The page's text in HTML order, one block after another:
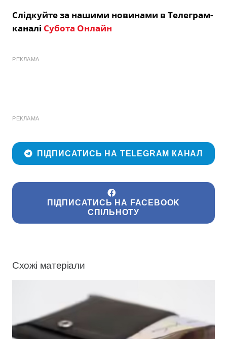
Слідкуйте за нашими новинами в Телеграм-
каналі Субота Онлайн
РЕКЛАМА
РЕКЛАМА
ПІДПИСАТИСЬ НА TELEGRAM КАНАЛ
ПІДПИСАТИСЬ НА FACEBOOK
СПІЛЬНОТУ
Схожі матеріали